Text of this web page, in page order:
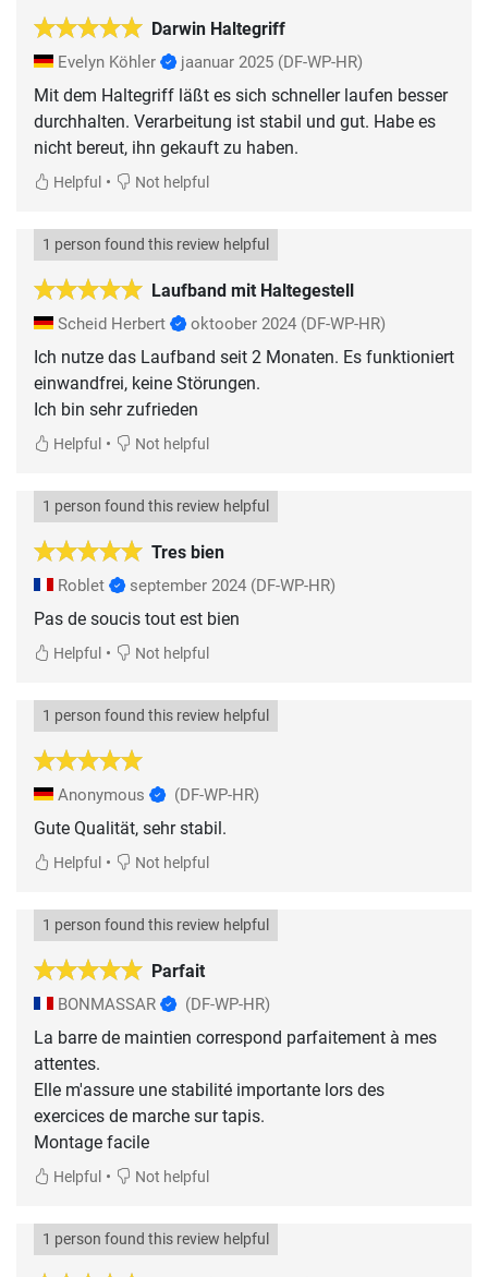
Darwin Haltegriff
Evelyn Köhler jaanuar 2025 (DF-WP-HR)
Mit dem Haltegriff läßt es sich schneller laufen besser
durchhalten. Verarbeitung ist stabil und gut. Habe es
nicht bereut, ihn gekauft zu haben.
Helpful • Not helpful
Laufband mit Haltegestell
1 person found this review helpful
Scheid Herbert oktoober 2024 (DF-WP-HR)
Ich nutze das Laufband seit 2 Monaten. Es funktioniert
einwandfrei, keine Störungen.
Ich bin sehr zufrieden
Helpful • Not helpful
Tres bien
1 person found this review helpful
Roblet september 2024 (DF-WP-HR)
Pas de soucis tout est bien
Helpful • Not helpful
1 person found this review helpful
Anonymous (DF-WP-HR)
Gute Qualität, sehr stabil.
Helpful • Not helpful
Parfait
1 person found this review helpful
BONMASSAR (DF-WP-HR)
La barre de maintien correspond parfaitement à mes
attentes.
Elle m'assure une stabilité importante lors des
exercices de marche sur tapis.
Montage facile
Helpful • Not helpful
1 person found this review helpful